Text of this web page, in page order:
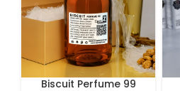
Biscuit Perfume 99